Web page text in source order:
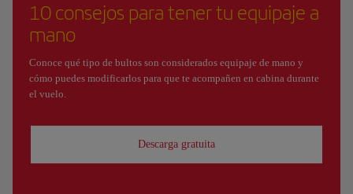
10 consejos para tener tu equipaje a
mano
Conoce qué tipo de bultos son considerados equipaje de mano y
cómo puedes modificarlos para que te acompañen en cabina durante
el vuelo.
Descarga gratuita